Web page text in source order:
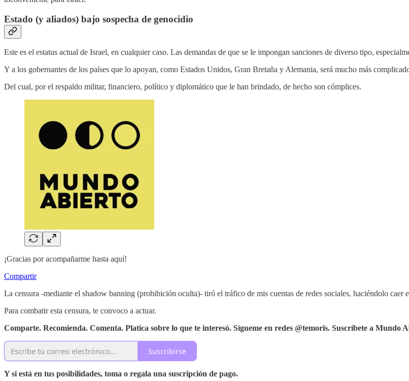
Estado (y aliados) bajo sospecha de genocidio
Este es el estatus actual de Israel, en cualquier caso. Las demandas de que se le impongan sanciones de diverso tipo,
Y a los gobernantes de los países que lo apoyan, como Estados Unidos, Gran Bretaña y Alemania, será mucho más
Del cual, por el respaldo militar, financiero, político y diplomático que le han brindado, de hecho son cómplices.
¡Gracias por acompañarme hasta aquí!
Compartir
La censura -mediante el shadow banning (prohibición oculta)- tiró el tráfico de mis cuentas de redes sociales, haciéndolo caer
Para combatir esta censura, te convoco a actuar.
Comparte. Recomienda. Comenta. Platica sobre lo que te interesó. Sígueme en redes @temoris. Suscríbete a Mundo
Suscribirse
Y si está en tus posibilidades, toma o regala una suscripción de pago.